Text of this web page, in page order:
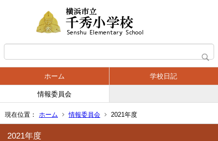
ホーム 学校日記
情報委員会
現在位置： ホーム 情報委員会 2021年度
2021年度